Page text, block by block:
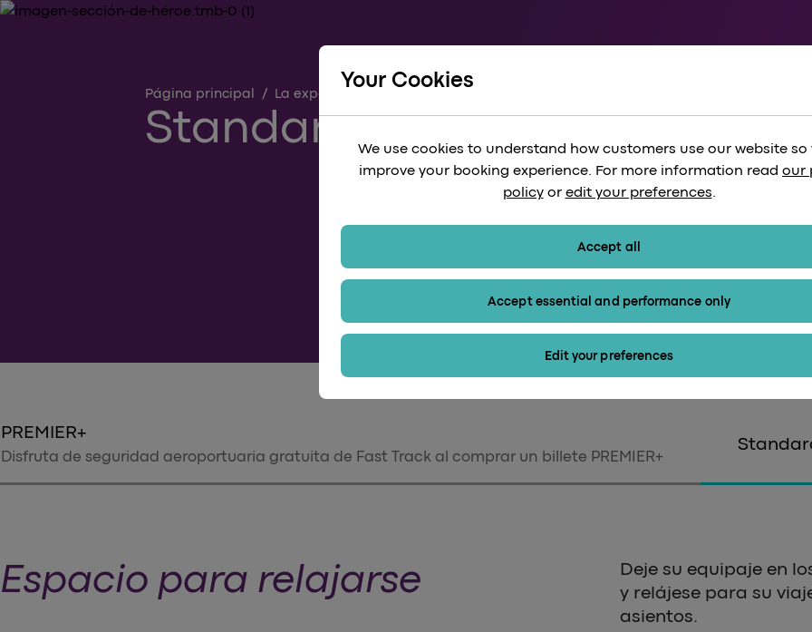
Página principal / La experiencia a bordo
Standard Class
PREMIER+
Disfruta de seguridad aeroportuaria gratuita de Fast Track al comprar un billete PREMIER+
Espacio para relajarse
Deje su equipaje en
y relájese para su
asientos.
Your Cookies
We use cookies to understand how customers use our website so
improve your booking experience. For more information read our
policyor edit your preferences.
Accept all
Accept essential and performance only
Edit your preferences